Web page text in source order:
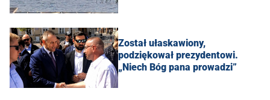
Został ułaskawiony,
podziękował prezydentowi.
„Niech Bóg pana prowadzi”